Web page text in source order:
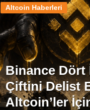
Binance Dört
Çiftini Delist
Altcoin’ler
Altcoin Haberleri